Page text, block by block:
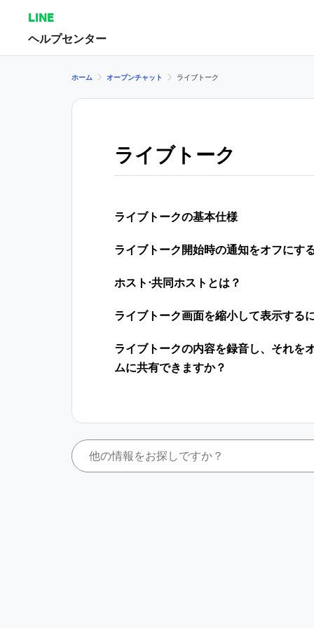
LINE
ヘルプセンター
ホーム オープンチャット ライブトーク
ライブトーク
ライブトークの基本仕様
ライブトーク開始時の通知をオフにす
ホスト⋅共同ホストとは？
ライブトーク画面を縮小して表示する
ライブトークの内容を録音し、それを
ムに共有できますか？